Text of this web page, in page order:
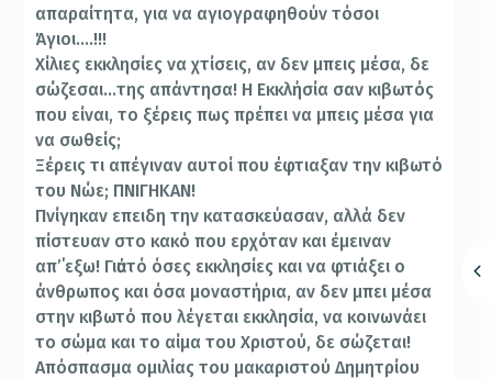
απαραίτητα, για να αγιογραφηθούν τόσοι
Άγιοι….!!!
Χίλιες εκκλησίες να χτίσεις, αν δεν μπεις μέσα, δε
σώζεσαι…της απάντησα! Η Εκκλήσία σαν κιβωτός
που είναι, το ξέρεις πως πρέπει να μπεις μέσα για
να σωθείς;
Ξέρεις τι απέγιναν αυτοί που έφτιαξαν την κιβωτό
του Νώε; ΠΝΙΓΗΚΑΝ!
Πνίγηκαν επειδη την κατασκεύασαν, αλλά δεν
πίστευαν στο κακό που ερχόταν και έμειναν
απ’΄εξω! Γιἀυτό όσες εκκλησίες και να φτιάξει ο
άνθρωπος και όσα μοναστήρια, αν δεν μπει μέσα
στην κιβωτό που λέγεται εκκλησία, να κοινωνάει
το σώμα και το αίμα του Χριστού, δε σώζεται!
Απόσπασμα ομιλίας του μακαριστού Δημητρίου